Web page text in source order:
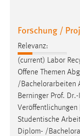
Forschung /
Relevanz:
(current) Labor
Offene Themen
/ Bachelorarbeiten
Berninger Prof.
Veröffentlichungen
Studentische
Diplom- /